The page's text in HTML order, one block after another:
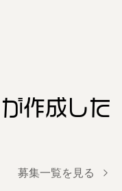
が作成した
募集一覧を見る